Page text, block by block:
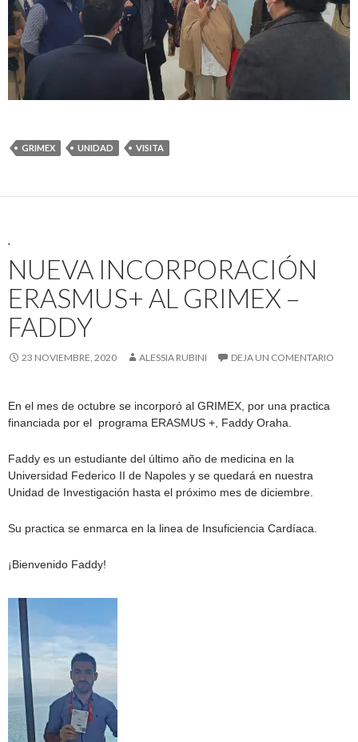
GRIMEX UNIDAD VISITA
.
NUEVA INCORPORACIÓN
ERASMUS+ AL GRIMEX –
FADDY
23 NOVIEMBRE, 2020 ALESSIA RUBINI DEJA UN COMENTARIO
En el mes de octubre se incorporó al GRIMEX, por una practica
financiada por el programa ERASMUS +, Faddy Oraha.
Faddy es un estudiante del último año de medicina en la
Universidad Federico II de Napoles y se quedará en nuestra
Unidad de Investigación hasta el próximo mes de diciembre.
Su practica se enmarca en la linea de Insuficiencia Cardíaca.
¡Bienvenido Faddy!